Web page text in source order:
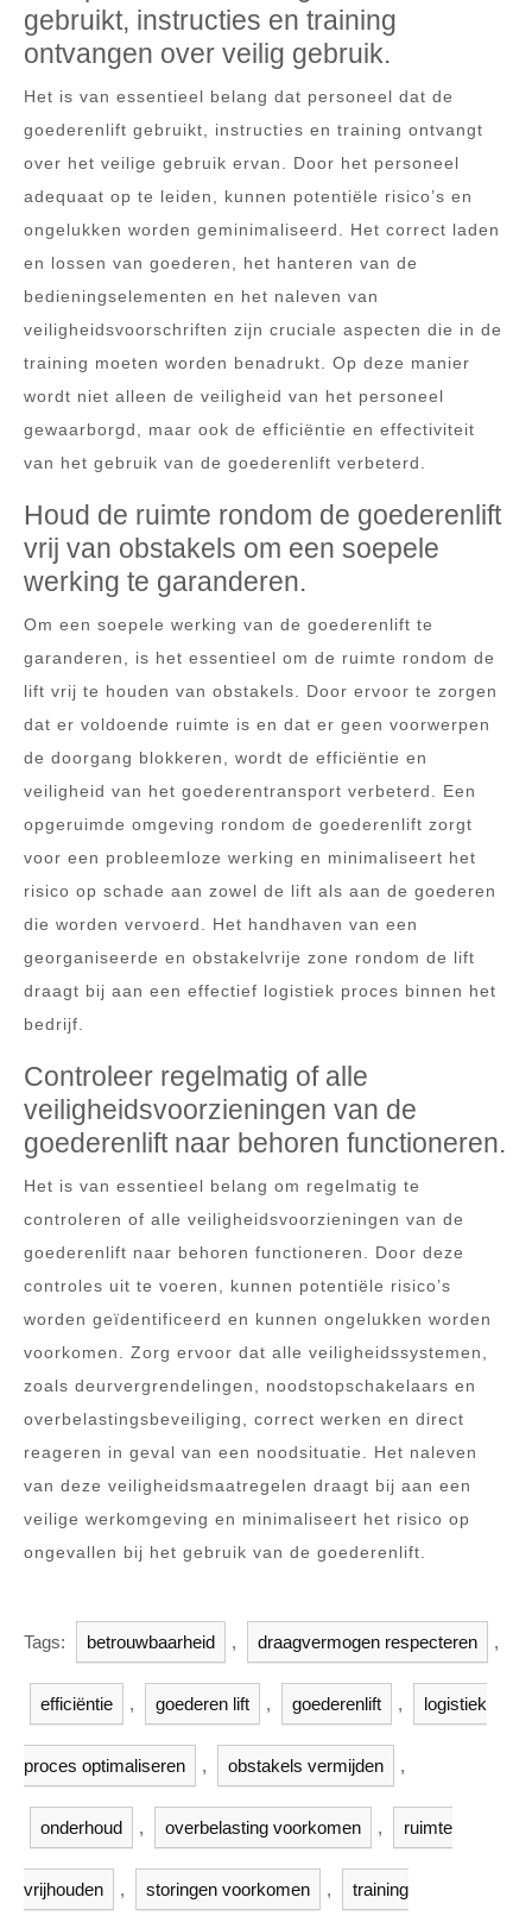
gebruikt, instructies en training
ontvangen over veilig gebruik.
Het is van essentieel belang dat personeel dat de
goederenlift gebruikt, instructies en training ontvangt
over het veilige gebruik ervan. Door het personeel
adequaat op te leiden, kunnen potentiële risico’s en
ongelukken worden geminimaliseerd. Het correct laden
en lossen van goederen, het hanteren van de
bedieningselementen en het naleven van
veiligheidsvoorschriften zijn cruciale aspecten die in de
training moeten worden benadrukt. Op deze manier
wordt niet alleen de veiligheid van het personeel
gewaarborgd, maar ook de efficiëntie en effectiviteit
van het gebruik van de goederenlift verbeterd.
Houd de ruimte rondom de goederenlift
vrij van obstakels om een soepele
werking te garanderen.
Om een soepele werking van de goederenlift te
garanderen, is het essentieel om de ruimte rondom de
lift vrij te houden van obstakels. Door ervoor te zorgen
dat er voldoende ruimte is en dat er geen voorwerpen
de doorgang blokkeren, wordt de efficiëntie en
veiligheid van het goederentransport verbeterd. Een
opgeruimde omgeving rondom de goederenlift zorgt
voor een probleemloze werking en minimaliseert het
risico op schade aan zowel de lift als aan de goederen
die worden vervoerd. Het handhaven van een
georganiseerde en obstakelvrije zone rondom de lift
draagt bij aan een effectief logistiek proces binnen het
bedrijf.
Controleer regelmatig of alle
veiligheidsvoorzieningen van de
goederenlift naar behoren functioneren.
Het is van essentieel belang om regelmatig te
controleren of alle veiligheidsvoorzieningen van de
goederenlift naar behoren functioneren. Door deze
controles uit te voeren, kunnen potentiële risico’s
worden geïdentificeerd en kunnen ongelukken worden
voorkomen. Zorg ervoor dat alle veiligheidssystemen,
zoals deurvergrendelingen, noodstopschakelaars en
overbelastingsbeveiliging, correct werken en direct
reageren in geval van een noodsituatie. Het naleven
van deze veiligheidsmaatregelen draagt bij aan een
veilige werkomgeving en minimaliseert het risico op
ongevallen bij het gebruik van de goederenlift.
Tags: betrouwbaarheid , draagvermogen respecteren ,
efficiëntie , goederen lift , goederenlift , logistiek
proces optimaliseren , obstakels vermijden ,
onderhoud , overbelasting voorkomen , ruimte
vrijhouden , storingen voorkomen , training